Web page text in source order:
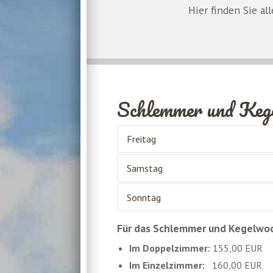
Hier finden Sie
Schlemmer und
Freitag
Anreise am Nachmittag
18.00 - 21.00 Uhr
Schlemmerbuffet inkl. Bier, Wein
Samstag
Frühstücksbuffet
► Führung: Hundertwasser
Anreise
oder
Natur & Kultur
Information unter
Sonntag
Frühstücksbuffet
► Kutschfahrtvon Lüder eigene
Für das Schlemmer und
Im Doppelzimmer: 155,00 EUR
Im Einzelzimmer: 160,00 EUR